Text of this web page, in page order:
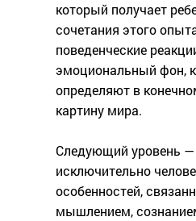
который получает
сочетания этого
поведенческие
эмоциональный фон,
определяют в
картину мира.
Следующий уровень —
исключительно
особенностей,
мышлением,